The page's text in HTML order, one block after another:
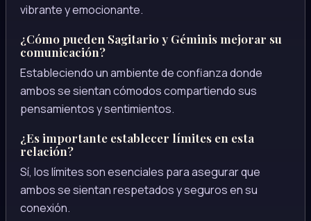
vibrante y emocionante.
¿Cómo pueden Sagitario y Géminis mejorar su
comunicación?
Estableciendo un ambiente de confianza donde
ambos se sientan cómodos compartiendo sus
pensamientos y sentimientos.
¿Es importante establecer límites en esta
relación?
Sí, los límites son esenciales para asegurar que
ambos se sientan respetados y seguros en su
conexión.